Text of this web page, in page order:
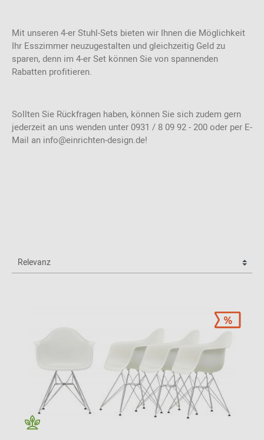
Mit unseren 4-er Stuhl-Sets bieten wir Ihnen die Möglichkeit
Ihr Esszimmer neuzugestalten und gleichzeitig Geld zu
sparen, denn im 4-er Set können Sie von spannenden
Rabatten profitieren.
Sollten Sie Rückfragen haben, können Sie sich zudem gern
jederzeit an uns wenden unter 0931 / 8 09 92 - 200 oder per E-
Mail an info@einrichten-design.de!